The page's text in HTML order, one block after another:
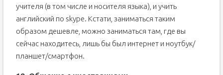
учителя (в том числе и носителя языка), и учить
английский по skype. Кстати, заниматься таким
образом дешевле, можно заниматься там, где вы
сейчас находитесь, лишь бы был интернет и ноутбук/
планшет/смартфон.